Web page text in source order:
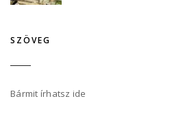
SZÖVEG
Bármit írhatsz ide